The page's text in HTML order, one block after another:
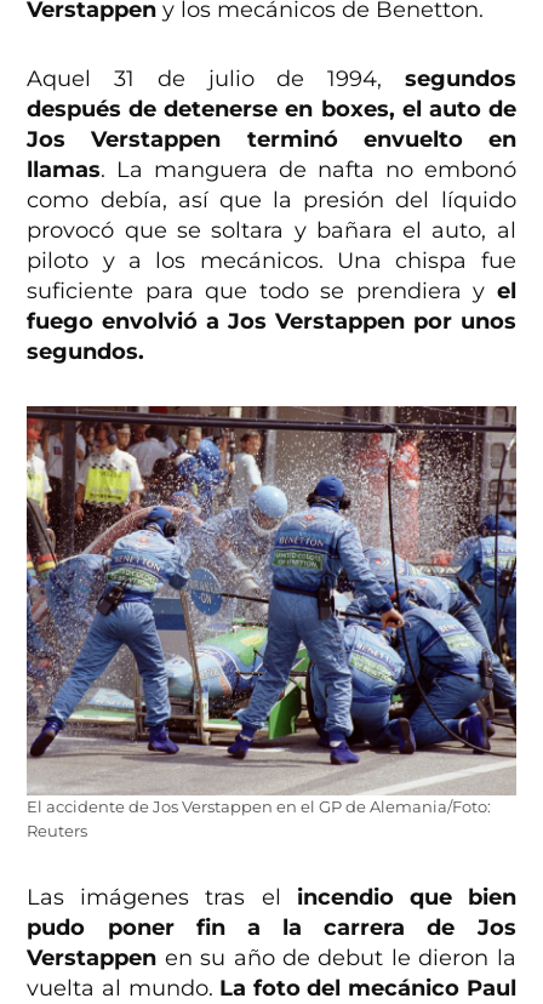
Verstappen y los mecánicos de Benetton.
Aquel 31 de julio de 1994, segundos
después de detenerse en boxes, el auto de
Jos Verstappen terminó envuelto en
llamas. La manguera de nafta no embonó
como debía, así que la presión del líquido
provocó que se soltara y bañara el auto, al
piloto y a los mecánicos. Una chispa fue
suficiente para que todo se prendiera y el
fuego envolvió a Jos Verstappen por unos
segundos.
El accidente de Jos Verstappen en el GP de Alemania/Foto:
Reuters
Las imágenes tras el incendio que bien
pudo poner fin a la carrera de Jos
Verstappen en su año de debut le dieron la
vuelta al mundo. La foto del mecánico Paul